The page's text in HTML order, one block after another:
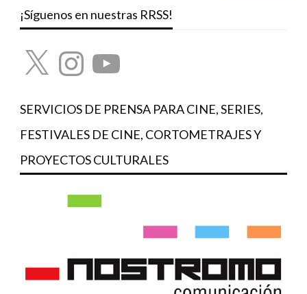
¡Síguenos en nuestras RRSS!
X InstagramYouTube
SERVICIOS DE PRENSA PARA CINE, SERIES,
FESTIVALES DE CINE, CORTOMETRAJES Y
PROYECTOS CULTURALES